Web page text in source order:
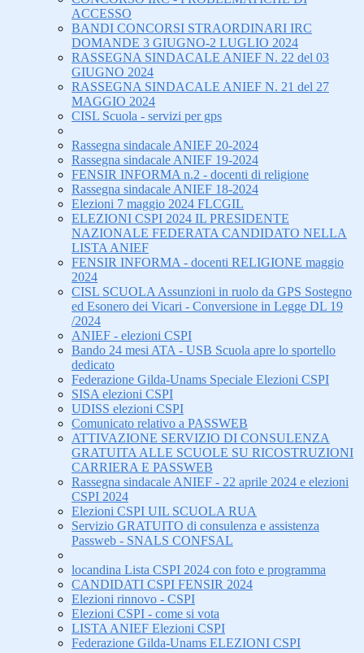
ACCESSO
BANDI CONCORSI STRAORDINARI IRC
DOMANDE 3 GIUGNO-2 LUGLIO 2024
RASSEGNA SINDACALE ANIEF N. 22 del 03
GIUGNO 2024
RASSEGNA SINDACALE ANIEF N. 21 del 27
MAGGIO 2024
CISL Scuola - servizi per gps
Rassegna sindacale ANIEF 20-2024
Rassegna sindacale ANIEF 19-2024
FENSIR INFORMA n.2 - docenti di religione
Rassegna sindacale ANIEF 18-2024
Elezioni 7 maggio 2024 FLCGIL
ELEZIONI CSPI 2024 IL PRESIDENTE
NAZIONALE FEDERATA CANDIDATO NELLA
LISTA ANIEF
FENSIR INFORMA - docenti RELIGIONE maggio
2024
CISL SCUOLA Assunzioni in ruolo da GPS Sostegno
ed Esonero dei Vicari - Conversione in Legge DL 19
/2024
ANIEF - elezioni CSPI
Bando 24 mesi ATA - USB Scuola apre lo sportello
dedicato
Federazione Gilda-Unams Speciale Elezioni CSPI
SISA elezioni CSPI
UDISS elezioni CSPI
Comunicato relativo a PASSWEB
ATTIVAZIONE SERVIZIO DI CONSULENZA
GRATUITA ALLE SCUOLE SU RICOSTRUZIONI
CARRIERA E PASSWEB
Rassegna sindacale ANIEF - 22 aprile 2024 e elezioni
CSPI 2024
Elezioni CSPI UIL SCUOLA RUA
Servizio GRATUITO di consulenza e assistenza
Passweb - SNALS CONFSAL
locandina Lista CSPI 2024 con foto e programma
CANDIDATI CSPI FENSIR 2024
Elezioni rinnovo - CSPI
Elezioni CSPI - come si vota
LISTA ANIEF Elezioni CSPI
Federazione Gilda-Unams ELEZIONI CSPI